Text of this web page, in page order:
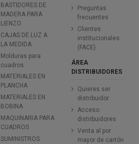
BASTIDORES DE
MADERA PARA
LIENZO
CAJAS DE LUZ A
LA MEDIDA
Molduras para
cuadros
MATERIALES EN
PLANCHA
MATERIALES EN
BOBINA
MAQUINARIA PARA
CUADROS
SUMINISTROS
Preguntas
frecuentes
Clientes
institucionales
(FACE)
ÁREA
DISTRIBUIDORES
Quieres ser
distribuidor
Acceso
distribuidores
Venta al por
mayor de cartón